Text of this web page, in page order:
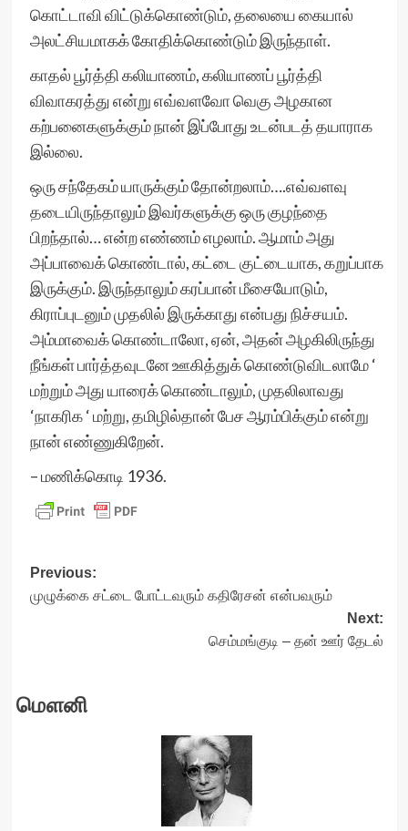
கொட்டாவி விட்டுக்கொண்டும், தலையை கையால்
அலட்சியமாகக் கோதிக்கொண்டும் இருந்தாள்.
காதல் பூர்த்தி கலியாணம், கலியாணப் பூர்த்தி
விவாகரத்து என்று எவ்வளவோ வெகு அழகான
கற்பனைகளுக்கும் நான் இப்போது உடன்படத் தயாராக
இல்லை.
ஒரு சந்தேகம் யாருக்கும் தோன்றலாம்….எவ்வளவு
தடையிருந்தாலும் இவர்களுக்கு ஒரு குழந்தை
பிறந்தால்… என்ற எண்ணம் எழலாம். ஆமாம் அது
அப்பாவைக் கொண்டால், கட்டை குட்டையாக, கறுப்பாக
இருக்கும். இருந்தாலும் கரப்பான் மீசையோடும்,
கிராப்புடனும் முதலில் இருக்காது என்பது நிச்சயம்.
அம்மாவைக் கொண்டாலோ, ஏன், அதன் அழகிலிருந்து
நீங்கள் பார்த்தவுடனே ஊகித்துக் கொண்டுவிடலாமே ‘
மற்றும் அது யாரைக் கொண்டாலும், முதலிலாவது
‘நாகரிக ‘ மற்று, தமிழில்தான் பேச ஆரம்பிக்கும் என்று
நான் எண்ணுகிறேன்.
– மணிக்கொடி 1936.
Post
navigation
Previous:
முழுக்கை சட்டை போட்டவரும் கதிரேசன் என்பவரும்
Next:
செம்மங்குடி – தன் ஊர் தேடல்
மௌனி